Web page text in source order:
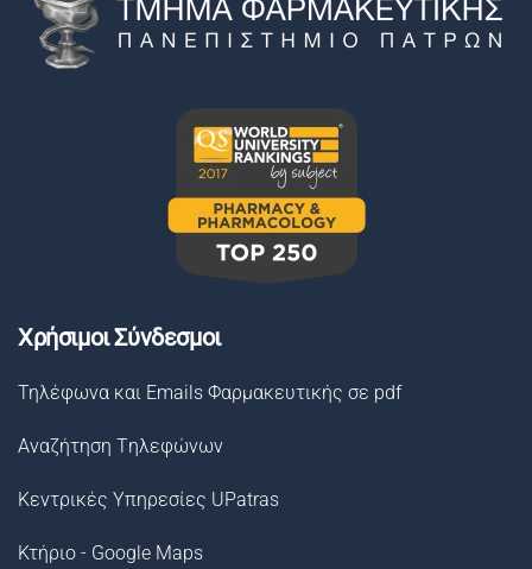
Χρήσιμοι Σύνδεσμοι
Τηλέφωνα και Emails Φαρμακευτικής σε pdf
Αναζήτηση Tηλεφώνων
Κεντρικές Υπηρεσίες UPatras
Κτήριο - Google Maps